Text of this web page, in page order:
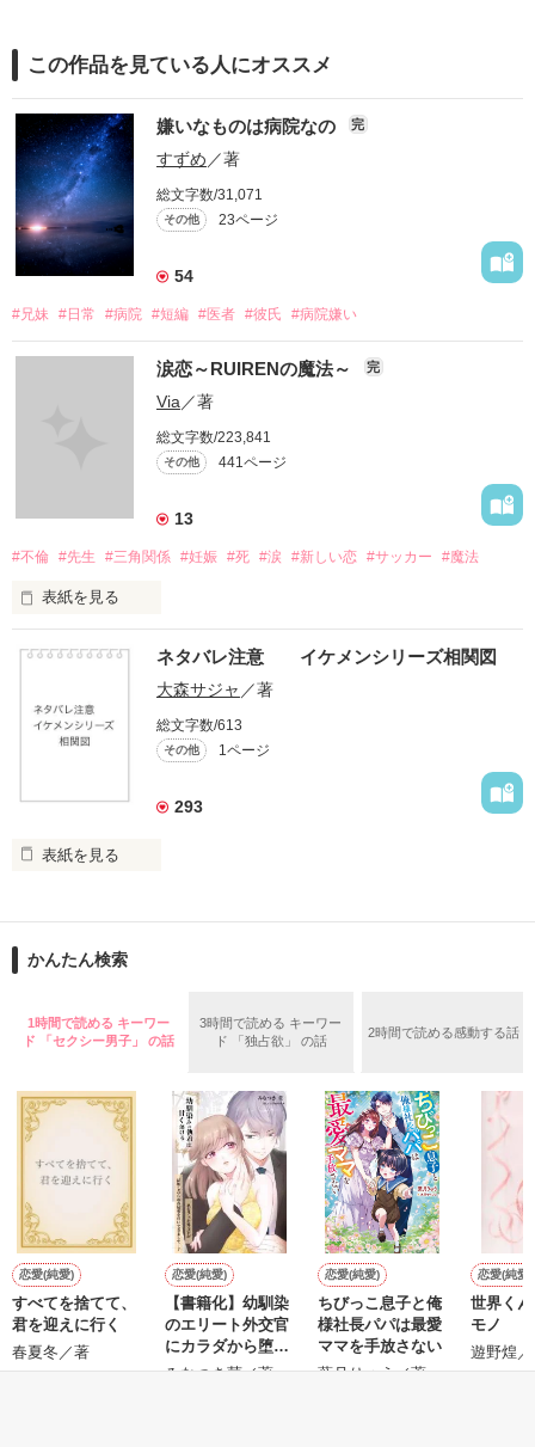
この作品を見ている人にオススメ
嫌いなものは病院なの 完
すずめ ／著
総文字数/31,071
その他 23ページ
54
#兄妹 #日常 #病院 #短編 #医者 #彼氏 #病院嫌い
涙恋～RUIRENの魔法～ 完
Via ／著
総文字数/223,841
その他 441ページ
13
#不倫 #先生 #三角関係 #妊娠 #死 #涙 #新しい恋 #サッカー #魔法
表紙を見る
「俺と出会ってから
泣かせてばかりで…ゴメン…」
ユウは悲しく微笑む・・・・
悩み傷つき　精一杯愛した人
泣かせたりしないのに…」
揺れ動く　私は
再び涙恋の魔法にかけられ
運命の再会を選んだ………
ユウとの永遠の別れに向かって……
＝＝＝＝＝＝＝＝＝＝
ネタバレ注意 イケメンシリーズ相関図
大森サジャ ／著
総文字数/613
その他 1ページ
293
表紙を見る
かんたん検索
1時間で読める キーワー
ド 「セクシー男子」 の話
3時間で読める キーワー
ド 「独占欲」 の話
2時間で読める感動する話
恋愛(純愛)
すべてを捨てて、
君を迎えに行く
春夏冬／著
恋愛(純愛)
【書籍化】幼馴染
のエリート外交官
にカラダから堕と
されそうです
みなつき菫／著
恋愛(純愛)
ちびっこ息子と俺
様社長パパは最愛
ママを手放さない
葉月りゅう／著
恋愛(純愛)
世界く
モノ
遊野煌